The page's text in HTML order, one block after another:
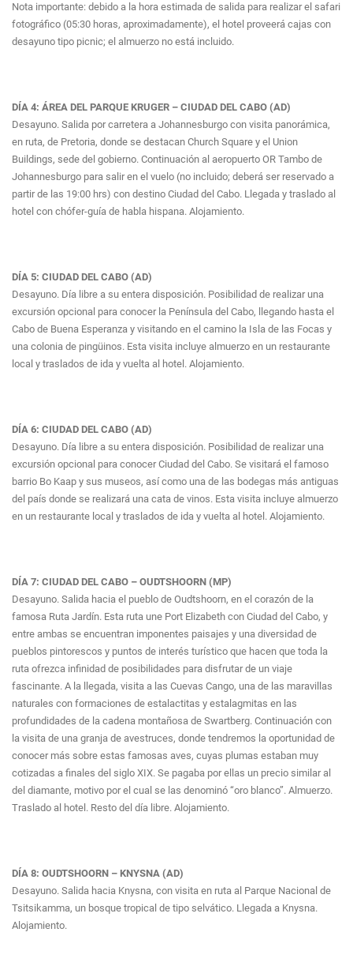
Nota importante: debido a la hora estimada de salida para realizar el safari
fotográfico (05:30 horas, aproximadamente), el hotel proveerá cajas con
desayuno tipo picnic; el almuerzo no está incluido.
DÍA 4: ÁREA DEL PARQUE KRUGER – CIUDAD DEL CABO (AD)
Desayuno. Salida por carretera a Johannesburgo con visita panorámica,
en ruta, de Pretoria, donde se destacan Church Square y el Union
Buildings, sede del gobierno. Continuación al aeropuerto OR Tambo de
Johannesburgo para salir en el vuelo (no incluido; deberá ser reservado a
partir de las 19:00 hrs) con destino Ciudad del Cabo. Llegada y traslado al
hotel con chófer-guía de habla hispana. Alojamiento.
DÍA 5: CIUDAD DEL CABO (AD)
Desayuno. Día libre a su entera disposición. Posibilidad de realizar una
excursión opcional para conocer la Península del Cabo, llegando hasta el
Cabo de Buena Esperanza y visitando en el camino la Isla de las Focas y
una colonia de pingüinos. Esta visita incluye almuerzo en un restaurante
local y traslados de ida y vuelta al hotel. Alojamiento.
DÍA 6: CIUDAD DEL CABO (AD)
Desayuno. Día libre a su entera disposición. Posibilidad de realizar una
excursión opcional para conocer Ciudad del Cabo. Se visitará el famoso
barrio Bo Kaap y sus museos, así como una de las bodegas más antiguas
del país donde se realizará una cata de vinos. Esta visita incluye almuerzo
en un restaurante local y traslados de ida y vuelta al hotel. Alojamiento.
DÍA 7: CIUDAD DEL CABO – OUDTSHOORN (MP)
Desayuno. Salida hacia el pueblo de Oudtshoorn, en el corazón de la
famosa Ruta Jardín. Esta ruta une Port Elizabeth con Ciudad del Cabo, y
entre ambas se encuentran imponentes paisajes y una diversidad de
pueblos pintorescos y puntos de interés turístico que hacen que toda la
ruta ofrezca infinidad de posibilidades para disfrutar de un viaje
fascinante. A la llegada, visita a las Cuevas Cango, una de las maravillas
naturales con formaciones de estalactitas y estalagmitas en las
profundidades de la cadena montañosa de Swartberg. Continuación con
la visita de una granja de avestruces, donde tendremos la oportunidad de
conocer más sobre estas famosas aves, cuyas plumas estaban muy
cotizadas a finales del siglo XIX. Se pagaba por ellas un precio similar al
del diamante, motivo por el cual se las denominó “oro blanco”. Almuerzo.
Traslado al hotel. Resto del día libre. Alojamiento.
DÍA 8: OUDTSHOORN – KNYSNA (AD)
Desayuno. Salida hacia Knysna, con visita en ruta al Parque Nacional de
Tsitsikamma, un bosque tropical de tipo selvático. Llegada a Knysna.
Alojamiento.